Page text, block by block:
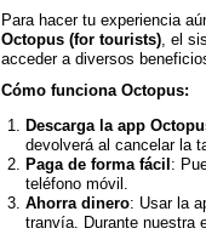
Para hacer tu experiencia
Octopus (for tourists), el
acceder a diversos
Cómo funciona Octopus:
Descarga la app
devolverá al cancelar la
Paga de forma fácil :
teléfono móvil.
Ahorra dinero: Usar la
tranvía. Durante nuestra